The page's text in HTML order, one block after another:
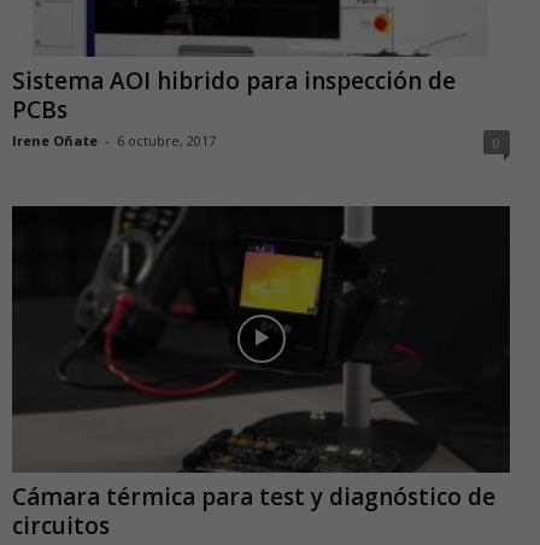
Sistema AOI hibrido para inspección de
PCBs
Irene Oñate - 6 octubre, 2017 0
Cámara térmica para test y diagnóstico de
circuitos